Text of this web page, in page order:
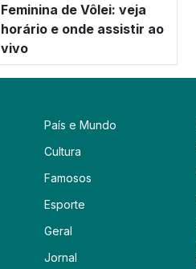
Feminina de Vôlei: veja
horário e onde assistir ao
vivo
País e Mundo
Cultura
Famosos
Esporte
Geral
Jornal